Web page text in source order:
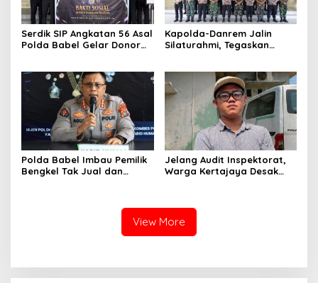
Serdik SIP Angkatan 56 Asal
Polda Babel Gelar Donor
Kapolda-Danrem Jalin
Silaturahmi, Tegaskan
Babel
Polda Babel Imbau Pemilik
Bengkel Tak Jual dan
Jelang Audit Inspektorat,
Warga Kertajaya Desak
View More